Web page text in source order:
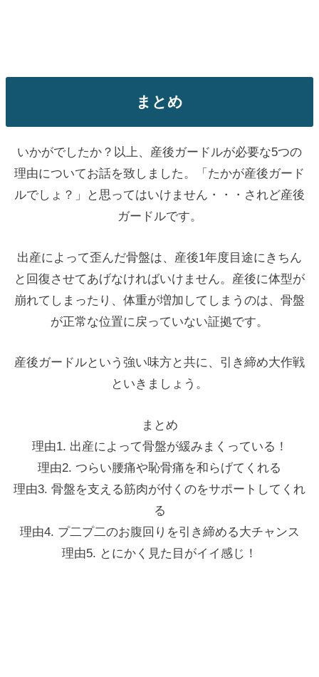
まとめ
いかがでしたか？以上、産後ガードルが必要な5つの
理由についてお話を致しました。「たかが産後ガード
ルでしょ？」と思ってはいけません・・・されど産後
ガードルです。
出産によって歪んだ骨盤は、産後1年度目途にきちん
と回復させてあげなければいけません。産後に体型が
崩れてしまったり、体重が増加してしまうのは、骨盤
が正常な位置に戻っていない証拠です。
産後ガードルという強い味方と共に、引き締め大作戦
といきましょう。
まとめ
理由1. 出産によって骨盤が緩みまくっている！
理由2. つらい腰痛や恥骨痛を和らげてくれる
理由3. 骨盤を支える筋肉が付くのをサポートしてくれ
る
理由4. プ二プ二のお腹回りを引き締める大チャンス
理由5. とにかく見た目がイイ感じ！